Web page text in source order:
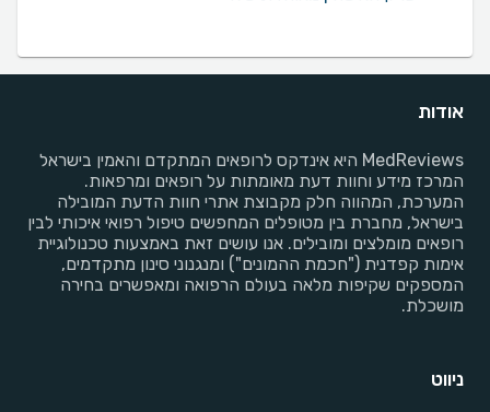
אודות
MedReviews היא אינדקס לרופאים המתקדם והאמין בישראל
המרכז מידע וחוות דעת מאומתות על רופאים ומרפאות.
המערכת, המהווה חלק מקבוצת אתרי חוות הדעת המובילה
בישראל, מחברת בין מטופלים המחפשים טיפול רפואי איכותי לבין
רופאים מומלצים ומובילים. אנו עושים זאת באמצעות טכנולוגיית
אימות קפדנית ("חכמת ההמונים") ומנגנוני סינון מתקדמים,
המספקים שקיפות מלאה בעולם הרפואה ומאפשרים בחירה
מושכלת.
ניווט